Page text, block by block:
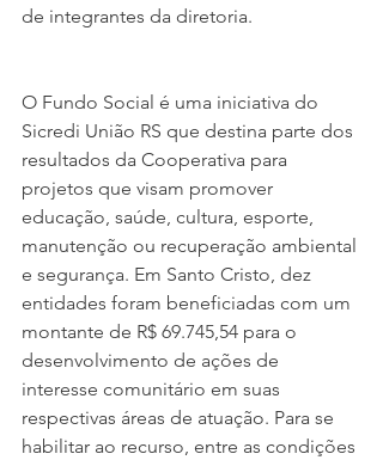
de integrantes da diretoria.
O Fundo Social é uma iniciativa do
Sicredi União RS que destina parte dos
resultados da Cooperativa para
projetos que visam promover
educação, saúde, cultura, esporte,
manutenção ou recuperação ambiental
e segurança. Em Santo Cristo, dez
entidades foram beneficiadas com um
montante de R$ 69.745,54 para o
desenvolvimento de ações de
interesse comunitário em suas
respectivas áreas de atuação. Para se
habilitar ao recurso, entre as condições